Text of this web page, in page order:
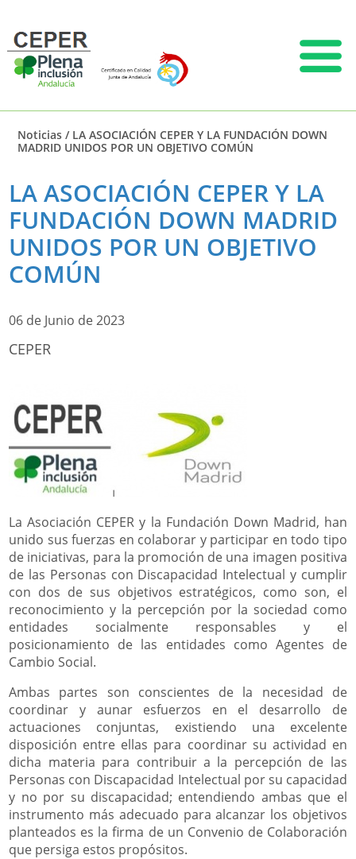
Noticias/ LA ASOCIACIÓN CEPER Y LA FUNDACIÓN DOWN
MADRID UNIDOS POR UN OBJETIVO COMÚN
LA ASOCIACIÓN CEPER Y LA
FUNDACIÓN DOWN MADRID
UNIDOS POR UN OBJETIVO
COMÚN
06 de Junio de 2023
CEPER
La Asociación CEPER y la Fundación Down Madrid, han
unido sus fuerzas en colaborar y participar en todo tipo
de iniciativas, para la promoción de una imagen positiva
de las Personas con Discapacidad Intelectual y cumplir
con dos de sus objetivos estratégicos, como son, el
reconocimiento y la percepción por la sociedad como
entidades socialmente responsables y el
posicionamiento de las entidades como Agentes de
Cambio Social.
Ambas partes son conscientes de la necesidad de
coordinar y aunar esfuerzos en el desarrollo de
actuaciones conjuntas, existiendo una excelente
disposición entre ellas para coordinar su actividad en
dicha materia para contribuir a la percepción de las
Personas con Discapacidad Intelectual por su capacidad
y no por su discapacidad; entendiendo ambas que el
instrumento más adecuado para alcanzar los objetivos
planteados es la firma de un Convenio de Colaboración
que persiga estos propósitos.